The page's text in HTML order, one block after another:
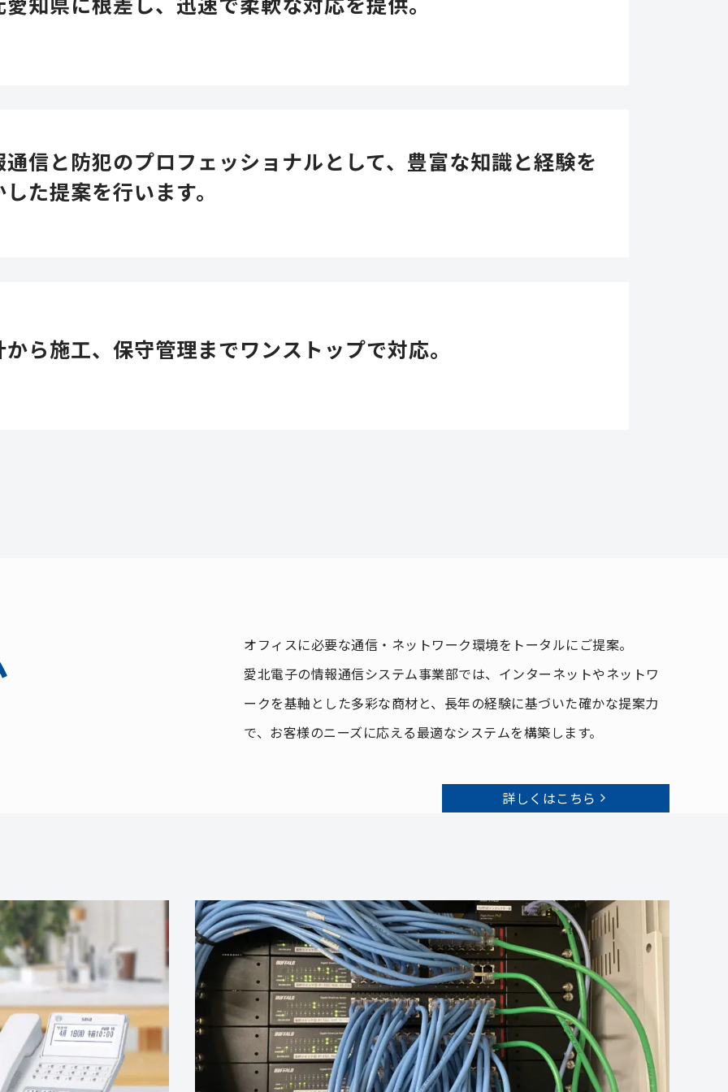
通信と防犯のプロフェッショナルとして、豊富な知識と経験を
た提案を行います。
ら施工、保守管理までワンストップで対応。
オフィスに必要な通信・ネットワーク環境をトータルにご提案。
愛北電子の情報通信システム事業部では、インターネットやネットワ
ークを基軸とした多彩な商材と、長年の経験に基づいた確かな提案力
で、お客様のニーズに応える最適なシステムを構築します。
詳しくはこちら